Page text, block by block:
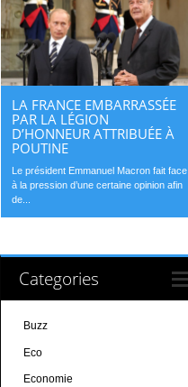
LA FRANCE EMBARRASSÉE
PAR LA LÉGION
D’HONNEUR ATTRIBUÉE À
POUTINE
Le président Emmanuel Macron fait face
à la pression d’une certaine opinion afin
de...
Categories
Buzz
Eco
Economie